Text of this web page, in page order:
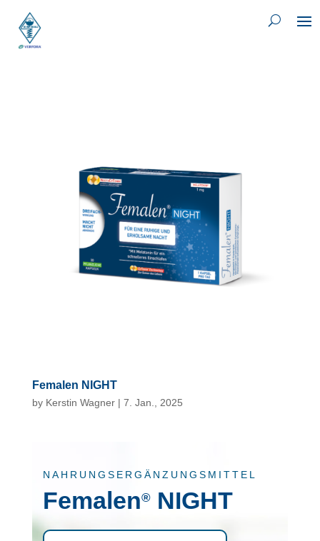
Femalen NIGHT
by Kerstin Wagner| 7. Jan., 2025
NAHRUNGSERGÄNZUNGSMITTEL
Femalen®NIGHT